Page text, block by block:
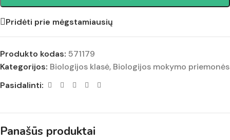
Pridėti prie mėgstamiausių
Produkto kodas: 571179
Kategorijos: Biologijos klasė, Biologijos mokymo priemonės
Pasidalinti:
Panašūs produktai